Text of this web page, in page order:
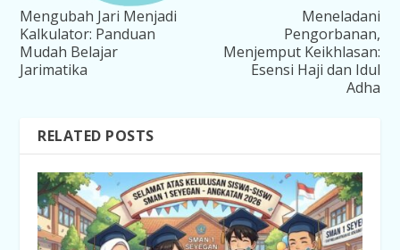
Mengubah Jari Menjadi
Kalkulator: Panduan
Mudah Belajar
Jarimatika
Meneladani
Pengorbanan,
Menjemput Keikhlasan:
Esensi Haji dan Idul
Adha
RELATED POSTS